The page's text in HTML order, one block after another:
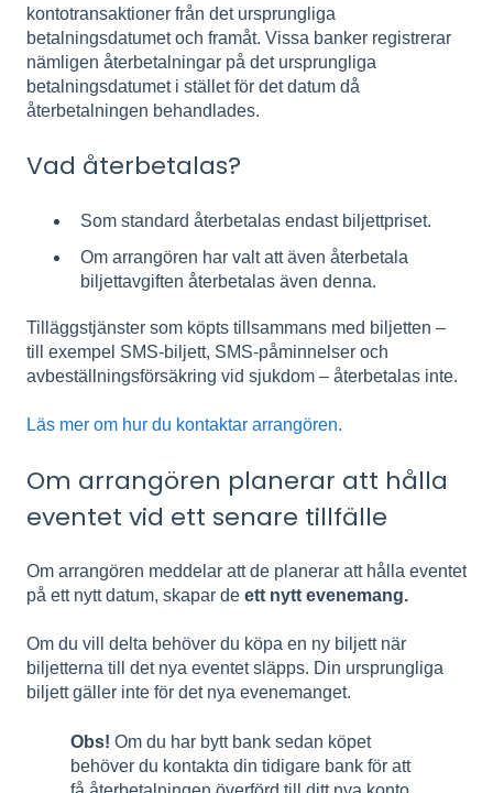
kontotransaktioner från det ursprungliga
betalningsdatumet och framåt. Vissa banker registrerar
nämligen återbetalningar på det ursprungliga
betalningsdatumet i stället för det datum då
återbetalningen behandlades.
Vad återbetalas?
Som standard återbetalas endast biljettpriset.
Om arrangören har valt att även återbetala
biljettavgiften återbetalas även denna.
Tilläggstjänster som köpts tillsammans med biljetten –
till exempel SMS-biljett, SMS-påminnelser och
avbeställningsförsäkring vid sjukdom – återbetalas inte.
Läs mer om hur du kontaktar arrangören.
Om arrangören planerar att hålla
eventet vid ett senare tillfälle
Om arrangören meddelar att de planerar att hålla eventet
på ett nytt datum, skapar de ett nytt evenemang.
Om du vill delta behöver du köpa en ny biljett när
biljetterna till det nya eventet släpps. Din ursprungliga
biljett gäller inte för det nya evenemanget.
Obs! Om du har bytt bank sedan köpet
behöver du kontakta din tidigare bank för att